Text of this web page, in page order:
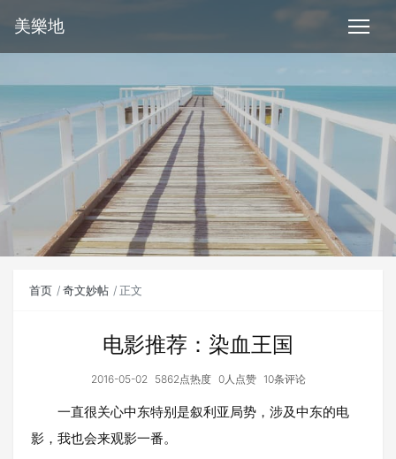
美樂地
首页 奇文妙帖 正文
电影推荐：染血王国
2016-05-02 5862点热度 0人点赞 10条评论
一直很关心中东特别是叙利亚局势，涉及中东的电
影，我也会来观影一番。